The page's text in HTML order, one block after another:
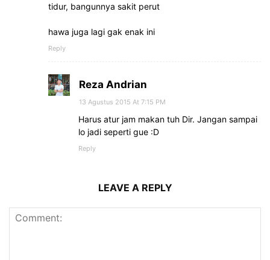
tidur, bangunnya sakit perut
hawa juga lagi gak enak ini
Reply
Reza Andrian
13 Agustus 2015 At 7:15 PM
Harus atur jam makan tuh Dir. Jangan sampai
lo jadi seperti gue :D
Reply
LEAVE A REPLY